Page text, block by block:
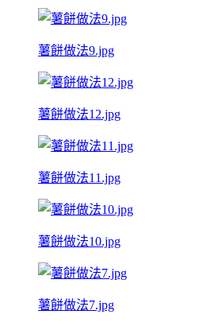
薯餅做法9.jpg
薯餅做法12.jpg
薯餅做法11.jpg
薯餅做法10.jpg
薯餅做法7.jpg